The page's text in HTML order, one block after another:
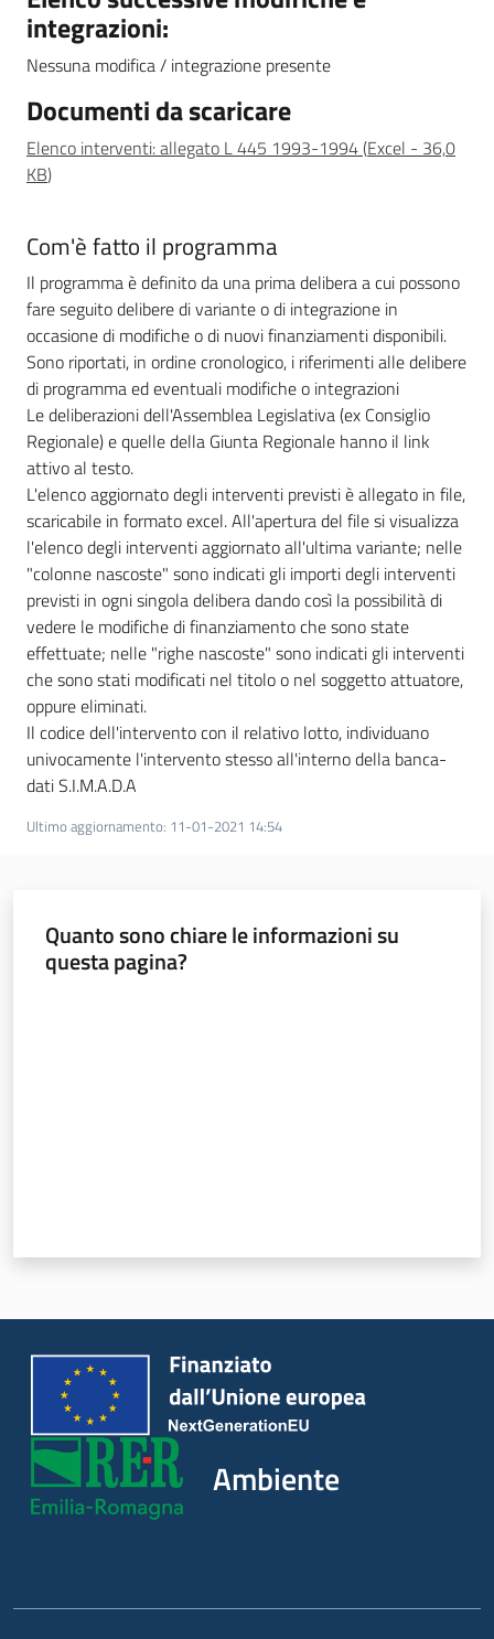
Argomenti
Novità
Servizi
Leggi Atti Bandi
Piani Programmi
Progetti
integrazioni:
Nessuna modifica / integrazione presente
Documenti da scaricare
Elenco interventi: allegato L 445 1993-1994(Excel - 36,0
KB)
Com'è fatto il programma
Il programma è definito da una prima delibera a cui possono
fare seguito delibere di variante o di integrazione in
occasione di modifiche o di nuovi finanziamenti disponibili.
Sono riportati, in ordine cronologico, i riferimenti alle delibere
di programma ed eventuali modifiche o integrazioni
Le deliberazioni dell'Assemblea Legislativa (ex Consiglio
Regionale) e quelle della Giunta Regionale hanno il link
attivo al testo.
L'elenco aggiornato degli interventi previsti è allegato in file,
scaricabile in formato excel. All'apertura del file si visualizza
l'elenco degli interventi aggiornato all'ultima variante; nelle
"colonne nascoste" sono indicati gli importi degli interventi
previsti in ogni singola delibera dando così la possibilità di
vedere le modifiche di finanziamento che sono state
effettuate; nelle "righe nascoste" sono indicati gli interventi
che sono stati modificati nel titolo o nel soggetto attuatore,
oppure eliminati.
Il codice dell'intervento con il relativo lotto, individuano
univocamente l'intervento stesso all'interno della banca-
dati S.I.M.A.D.A
Ultimo aggiornamento: 11-01-2021 14:54
Quanto sono chiare le informazioni su
questa pagina?
Ambiente